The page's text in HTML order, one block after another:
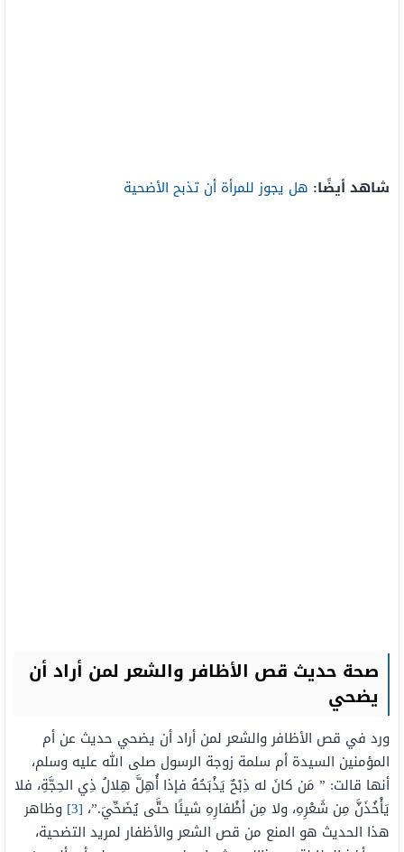
شاهد أيضًا: هل يجوز للمرأة أن تذبح الأضحية
صحة حديث قص الأظافر والشعر لمن أراد أن
يضحي
ورد في قص الأظافر والشعر لمن أراد أن يضحي حديث عن أم
المؤمنين السيدة أم سلمة زوجة الرسول صلى الله عليه وسلم،
أنها قالت: ” مَن كانَ له ذِبْحٌ يَذْبَحُهُ فإذا أُهِلَّ هِلالُ ذِي الحِجَّةِ، فلا
يَأْخُذَنَّ مِن شَعْرِهِ، ولا مِن أظْفارِهِ شيئًا حتَّى يُضَحِّيَ.”، [3]
وظاهر
هذا الحديث هو المنع من قص الشعر والأظفار لمريد التضحية،